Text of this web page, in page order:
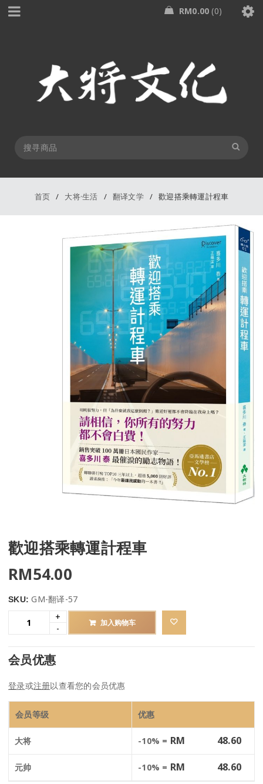
RM0.00 0
首页 / 大将·生活 / 翻译文学 / 歡迎搭乘轉運計程車
歡迎搭乘轉運計程車
RM54.00
SKU:GM-翻译-57
加入购物车
会员优惠
登录或注册以查看您的会员优惠
会员等级 优惠
大将 -10% = RM 48.60
元帅 -10% = RM 48.60